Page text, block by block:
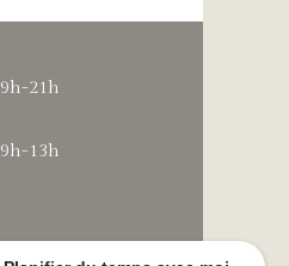
9h-21h
9h-13h